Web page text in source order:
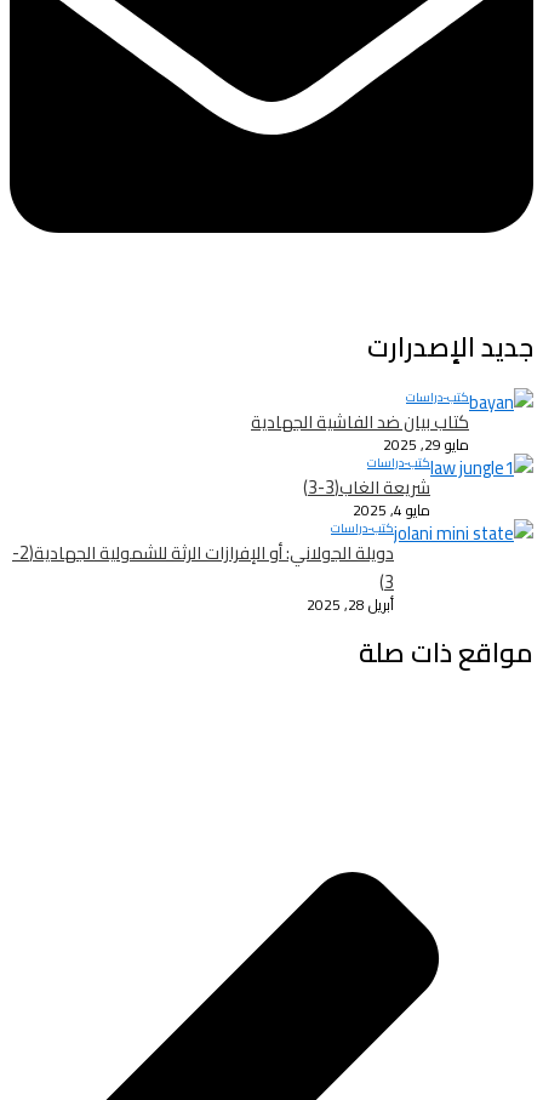
جديد الإصدرارت
كتب-دراسات
كتاب بيان ضد الفاشية الجهادية
مايو 29, 2025
كتب-دراسات
شريعة الغاب(3-3)
مايو 4, 2025
كتب-دراسات
دويلة الجولاني: أو الإفرازات الرثة للشمولية الجهادية(2-
3)
أبريل 28, 2025
مواقع ذات صلة